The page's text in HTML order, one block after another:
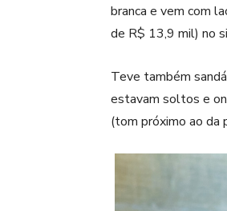
branca e vem com
de R$ 13,9 mil) no
Teve também
estavam soltos e
(tom próximo ao da